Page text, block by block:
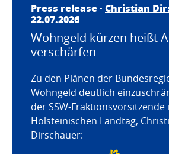
Press release · Christian
22.07.2026
Wohngeld kürzen heißt
verschärfen
Zu den Plänen der
Wohngeld deutlich
der SSW-Fraktionsvorsitzende
Holsteinischen Landtag,
Dirschauer: